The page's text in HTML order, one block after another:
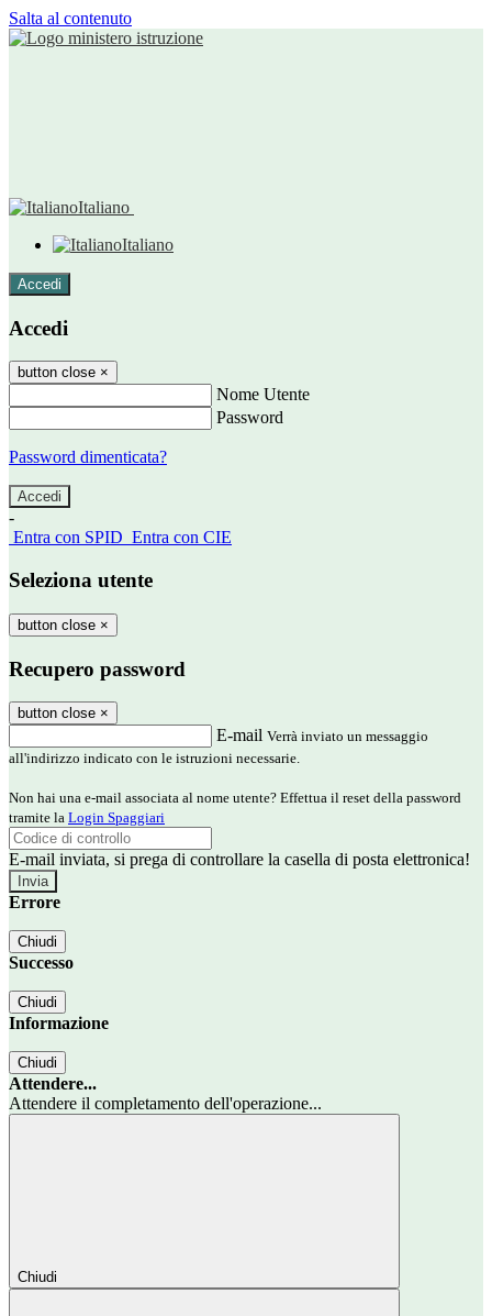
Salta al contenuto
Italiano
Italiano
Accedi
Accedi
button close ×
Nome Utente
Password
Password dimenticata?
-
Entra con SPID Entra con CIE
Seleziona utente
button close ×
Recupero password
button close ×
E-mail Verrà inviato un messaggio
all'indirizzo indicato con le istruzioni necessarie.
Non hai una e-mail associata al nome utente? Effettua il reset della password
tramite la Login Spaggiari
E-mail inviata, si prega di controllare la casella di posta elettronica!
Errore
Chiudi
Successo
Chiudi
Informazione
Chiudi
Attendere...
Attendere il completamento dell'operazione...
Chiudi